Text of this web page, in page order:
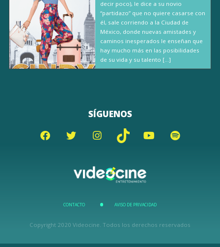
decir poco), le dice a su novio
“partidazo” que no quiere casarse con
él, sale corriendo a la Ciudad de
México, donde nuevas amistades y
caminos inesperados le enseñan que
hay mucho más en las posibilidades
de su vida y su talento […]
SÍGUENOS
CONTACTO AVISO DE PRIVACIDAD
Copyright 2020 Videocine. Todos los derechos reservados